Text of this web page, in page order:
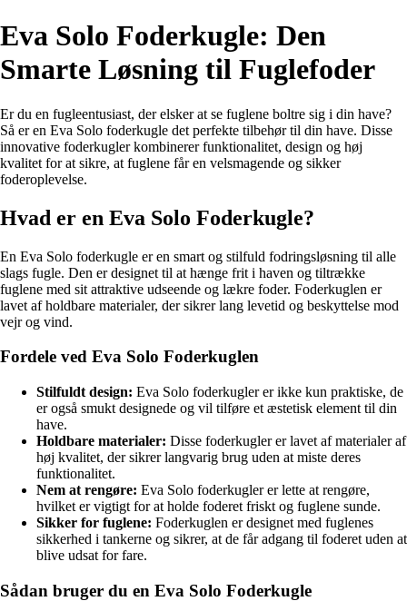
Eva Solo Foderkugle: Den
Smarte Løsning til Fuglefoder
Er du en fugleentusiast, der elsker at se fuglene boltre sig i din have?
Så er en Eva Solo foderkugle det perfekte tilbehør til din have. Disse
innovative foderkugler kombinerer funktionalitet, design og høj
kvalitet for at sikre, at fuglene får en velsmagende og sikker
foderoplevelse.
Hvad er en Eva Solo Foderkugle?
En Eva Solo foderkugle er en smart og stilfuld fodringsløsning til alle
slags fugle. Den er designet til at hænge frit i haven og tiltrække
fuglene med sit attraktive udseende og lækre foder. Foderkuglen er
lavet af holdbare materialer, der sikrer lang levetid og beskyttelse mod
vejr og vind.
Fordele ved Eva Solo Foderkuglen
Stilfuldt design: Eva Solo foderkugler er ikke kun praktiske, de
er også smukt designede og vil tilføre et æstetisk element til din
have.
Holdbare materialer: Disse foderkugler er lavet af materialer af
høj kvalitet, der sikrer langvarig brug uden at miste deres
funktionalitet.
Nem at rengøre: Eva Solo foderkugler er lette at rengøre,
hvilket er vigtigt for at holde foderet friskt og fuglene sunde.
Sikker for fuglene: Foderkuglen er designet med fuglenes
sikkerhed i tankerne og sikrer, at de får adgang til foderet uden at
blive udsat for fare.
Sådan bruger du en Eva Solo Foderkugle